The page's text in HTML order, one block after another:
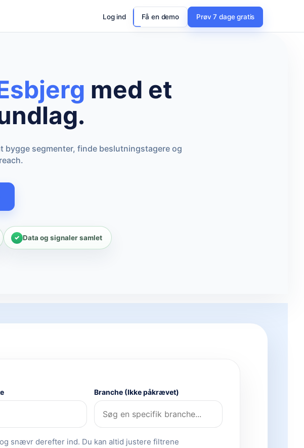
Log ind Få en demo Prøv 7 dage gratis
med et
bygge segmenter, finde beslutningstagere og
Data og signaler samlet
Branche (Ikke påkrævet)
snævr derefter ind. Du kan altid justere filtrene